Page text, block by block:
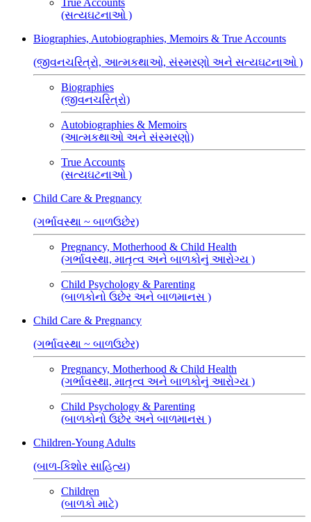
True Accounts
(સત્યઘટનાઓ )
Biographies, Autobiographies, Memoirs & True Accounts
(જીવનચરિત્રો, આત્મકથાઓ, સંસ્મરણો અને સત્યઘટનાઓ )
Biographies
(જીવનચરિત્રો)
Autobiographies & Memoirs
(આત્મકથાઓ અને સંસ્મરણો)
True Accounts
(સત્યઘટનાઓ )
Child Care & Pregnancy
(ગર્ભાવસ્થા ~ બાળઉછેર)
Pregnancy, Motherhood & Child Health
(ગર્ભાવસ્થા, માતૃત્વ અને બાળકોનું આરોગ્ય )
Child Psychology & Parenting
(બાળકોનો ઉછેર અને બાળમાનસ )
Child Care & Pregnancy
(ગર્ભાવસ્થા ~ બાળઉછેર)
Pregnancy, Motherhood & Child Health
(ગર્ભાવસ્થા, માતૃત્વ અને બાળકોનું આરોગ્ય )
Child Psychology & Parenting
(બાળકોનો ઉછેર અને બાળમાનસ )
Children-Young Adults
(બાળ-કિશોર સાહિત્ય)
Children
(બાળકો માટે)